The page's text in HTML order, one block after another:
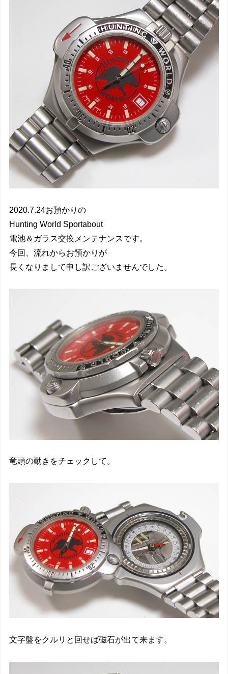
2020.7.24お預かりの
Hunting World Sportabout
電池＆ガラス交換メンテナンスです。
今回、流れからお預かりが
長くなりまして申し訳ございませんでした。
竜頭の動きをチェックして。
文字盤をクルリと回せば磁石が出て来ます。